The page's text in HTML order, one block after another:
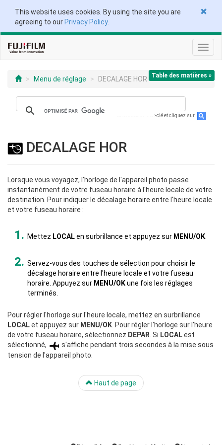
This website uses cookies. By using the site you are
agreeing to our Privacy Policy.
Table des matières »
Menu de réglage DECALAGE HOR
Saisissez un mot-clé et cliquez sur
DECALAGE HOR
Lorsque vous voyagez, l'horloge de l'appareil photo passe
instantanément de votre fuseau horaire à l'heure locale de votre
destination. Pour indiquer le décalage horaire entre l'heure locale
et votre fuseau horaire :
Mettez LOCALen surbrillance et appuyez sur MENU/OK
Servez-vous des touches de sélection pour choisir le
décalage horaire entre l'heure locale et votre fuseau
horaire. Appuyez sur MENU/OKune fois les réglages
terminés.
Pour régler l'horloge sur l'heure locale, mettez en surbrillance
LOCALet appuyez sur MENU/OK . Pour régler l'horloge sur l'heure
de votre fuseau horaire, sélectionnez DEPAR . Si LOCALest
sélectionné,
s'affiche pendant trois secondes à la mise sous
tension de l'appareil photo.
Haut de page